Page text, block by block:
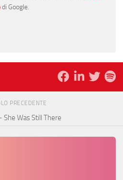
di Google.
PRECEDENTE
She Was Still There